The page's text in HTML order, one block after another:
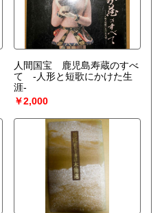
人間国宝 鹿児島寿蔵のすべ
て -人形と短歌にかけた生
涯-
￥2,000